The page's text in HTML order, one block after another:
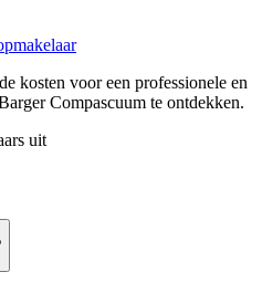
kosten voor een professionele en
Compascuum te ontdekken.
uit